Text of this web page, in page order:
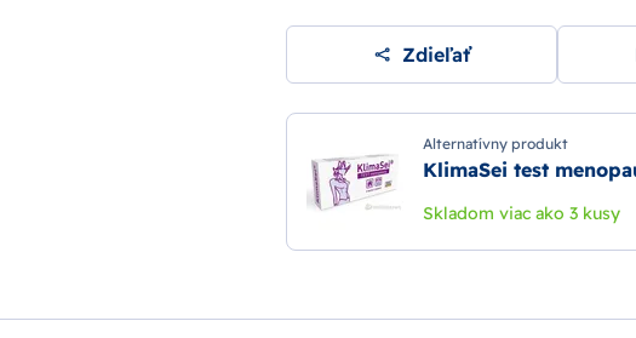
Zdieľať
Alternatívny produkt
KlimaSei test
Skladom viac ako 3 kusy